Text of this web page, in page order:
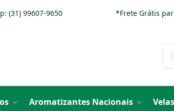
(31) 99607-9650 *Frete Grátis
Aromatizantes Nacionais